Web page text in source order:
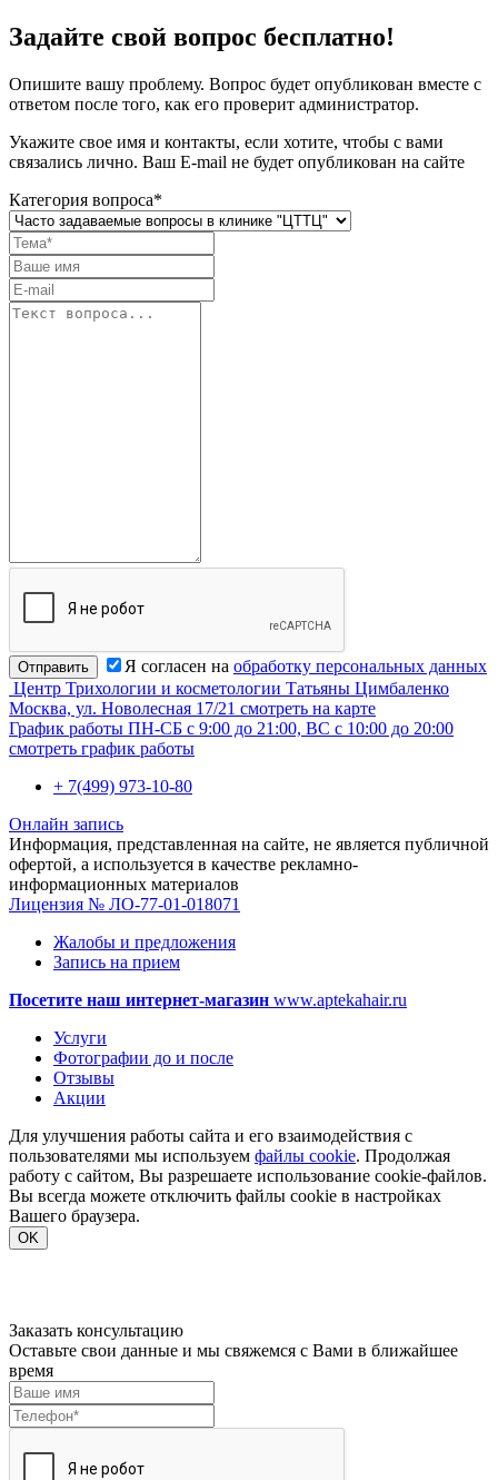
Задайте свой вопрос бесплатно!
Опишите вашу проблему. Вопрос будет опубликован вместе с
ответом после того, как его проверит администратор.
Укажите свое имя и контакты, если хотите, чтобы с вами
связались лично. Ваш E-mail не будет опубликован на сайте
Категория вопроса*
Отправить Я согласен на обработку персональных данных
Центр Трихологии и косметологии Татьяны Цимбаленко
Москва, ул. Новолесная 17/21 смотреть на карте
График работы ПН-СБ с 9:00 до 21:00, ВС с 10:00 до 20:00
смотреть график работы
+ 7(499) 973-10-80
Онлайн запись
Информация, представленная на сайте, не является публичной
офертой, а используется в качестве рекламно-
информационных материалов
Лицензия № ЛО-77-01-018071
Жалобы и предложения
Запись на прием
Посетите наш интернет-магазин www.aptekahair.ru
Услуги
Фотографии до и после
Отзывы
Акции
Для улучшения работы сайта и его взаимодействия с
пользователями мы используем файлы cookie. Продолжая
работу с сайтом, Вы разрешаете использование cookie-файлов.
Вы всегда можете отключить файлы cookie в настройках
Вашего браузера.
OK
Заказать консультацию
Оставьте свои данные и мы свяжемся с Вами в ближайшее
время